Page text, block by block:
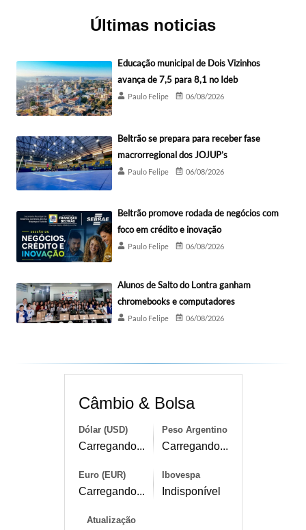
Últimas noticias
Educação municipal de Dois Vizinhos
avança de 7,5 para 8,1 no Ideb
Paulo Felipe 06/08/2026
Beltrão se prepara para receber fase
macrorregional dos JOJUP’s
Paulo Felipe 06/08/2026
Beltrão promove rodada de negócios com
foco em crédito e inovação
Paulo Felipe 06/08/2026
Alunos de Salto do Lontra ganham
chromebooks e computadores
Paulo Felipe 06/08/2026
Câmbio & Bolsa
Dólar (USD)
Carregando...
Peso Argentino
Carregando...
Euro (EUR)
Carregando...
Ibovespa
Indisponível
Atualização